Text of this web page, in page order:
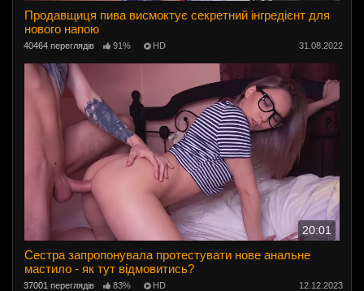
Продавщиця пива висмоктує секретний інгредієнт для
нового напою
40464 переглядів 91% HD 31.08.2022
20:01
Сестра запропонувала протестувати нове анальне
мастило - як тут відмовитись?
37001 переглядів 83% HD 12.12.2023